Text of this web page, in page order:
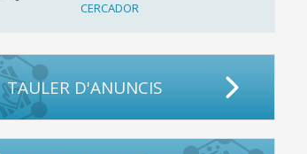
CERCADOR
TAULER D'ANUNCIS